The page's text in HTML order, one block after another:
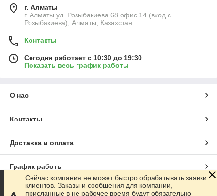
г. Алматы
г. Алматы ул. Розыбакиева 68 офис 14 (вход с
Розыбакиева), Алматы, Казахстан
Контакты
Сегодня работает с 10:30 до 19:30
Показать весь график работы
О нас
Контакты
Доставка и оплата
График работы
Полная версия сайта
Сейчас компания не может быстро обрабатывать заявки
клиентов. Заказы и сообщения для компании,
присланные в не рабочее время будут обязательно